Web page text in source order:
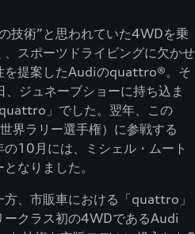
技術”と思われていた4WDを乗
スポーツドライビングに欠かせ
を提案したAudiのquattro®。そ
ジュネーブショーに持ち込ま
」でした。翌年、この
界ラリー選手権）に参戦する
10月には、ミシェル・ムート
なりました。
、市販車における「quattro」
ークラス初の4WDであるAudi